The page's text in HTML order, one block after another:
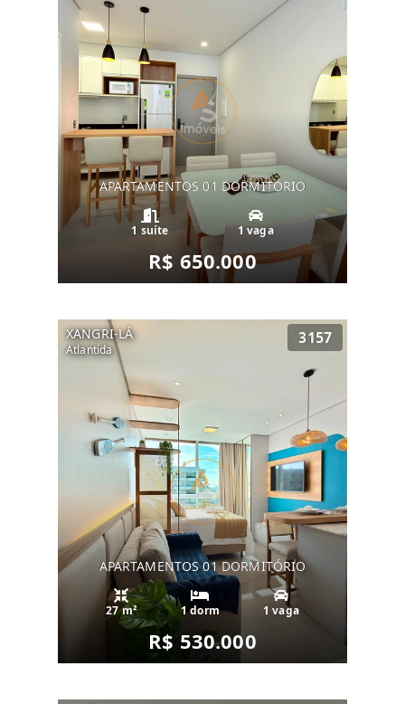
APARTAMENTOS 01 DORMITÓRIO
1 suíte 1 vaga
R$ 650.000
XANGRI-LÁ
Atlantida
3157
APARTAMENTOS 01 DORMITÓRIO
27 m² 1 dorm 1 vaga
R$ 530.000